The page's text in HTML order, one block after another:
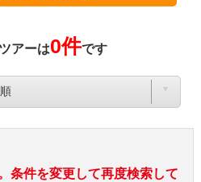
アーは0件です
条件を変更して再度検索して